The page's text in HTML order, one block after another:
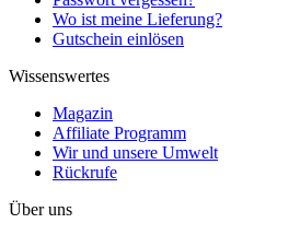
Wo ist meine Lieferung?
Gutschein einlösen
Wissenswertes
Magazin
Affiliate Programm
Wir und unsere Umwelt
Rückrufe
Über uns